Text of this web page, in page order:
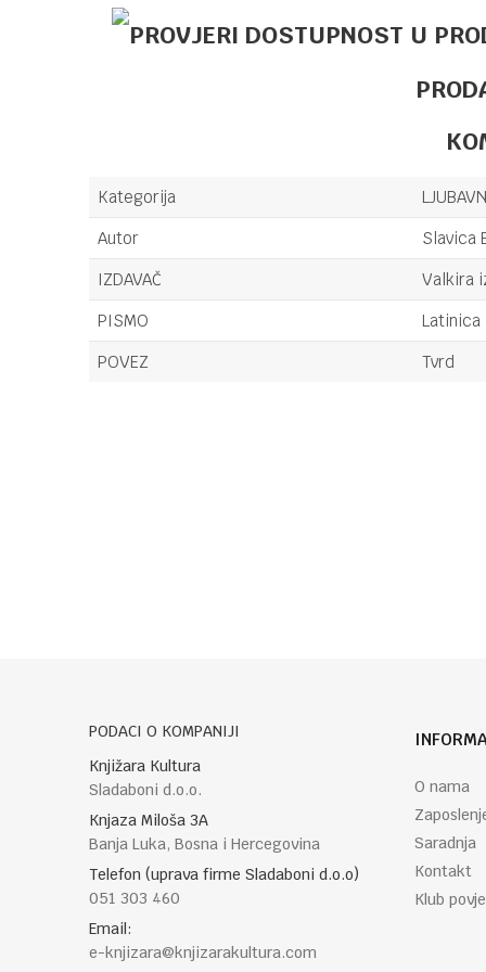
Kategorija
Autor
Slavica
IZDAVAČ
Valkira
PISMO
Latinica
POVEZ
Tvrd
PODACI O KOMPANIJI
Knjižara Kultura
Sladaboni d.o.o.
Knjaza Miloša 3A
Banja Luka, Bosna i Hercegovina
Telefon (uprava firme Sladaboni d.o.o)
051 303 460
Email:
e-knjizara@knjizarakultura.com
O nama
Saradnja
Kontakt
Klub